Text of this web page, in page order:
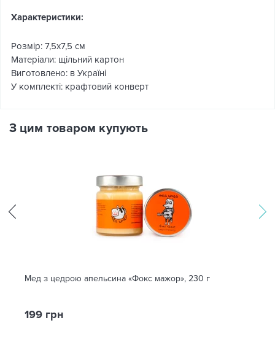
Характеристики:
Розмір: 7,5х7,5 см
Матеріали: щільний картон
Виготовлено: в Україні
У комплекті: крафтовий конверт
З цим товаром купують
Мед з цедрою апельсина «Фокс мажор», 230 г
199 грн